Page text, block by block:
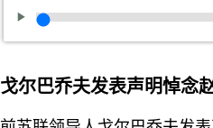
戈尔巴乔夫发表声明悼念